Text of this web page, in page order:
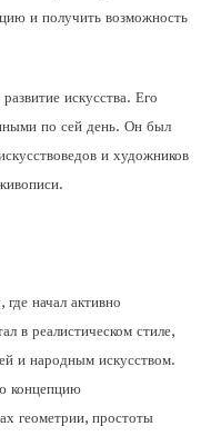
и получить возможность
искусства. Его
по сей день. Он был
и художников
начал активно
в реалистическом стиле,
и народным искусством.
концепцию
геометрии, простоты